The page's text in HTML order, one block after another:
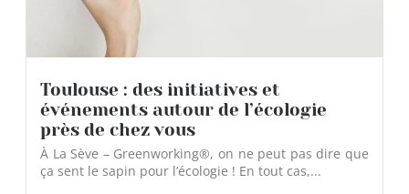
Toulouse : des initiatives et
événements autour de l’écologie
près de chez vous
À La Sève – Greenworking®, on ne peut pas dire que
ça sent le sapin pour l’écologie ! En tout cas,...